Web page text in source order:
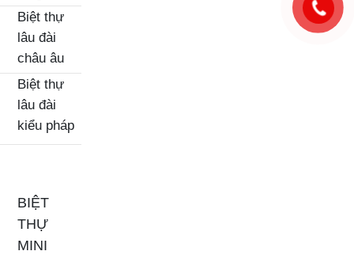
Biệt thự
lâu đài
châu âu
Biệt thự
lâu đài
kiểu pháp
BIỆT
THỰ
MINI